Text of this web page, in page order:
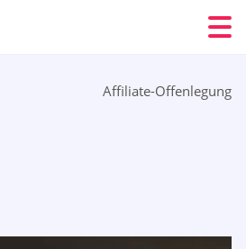
Affiliate-Offenlegung